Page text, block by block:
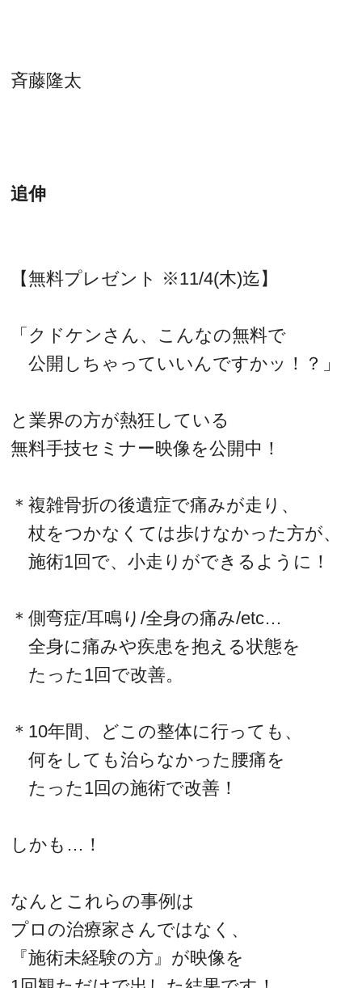
斉藤隆太
追伸
【無料プレゼント ※11/4(木)迄】
「クドケンさん、こんなの無料で
公開しちゃっていいんですかッ！？」
と業界の方が熱狂している
無料手技セミナー映像を公開中！
＊複雑骨折の後遺症で痛みが走り、
杖をつかなくては歩けなかった方が、
施術1回で、小走りができるように！
＊側弯症/耳鳴り/全身の痛み/etc…
全身に痛みや疾患を抱える状態を
たった1回で改善。
＊10年間、どこの整体に行っても、
何をしても治らなかった腰痛を
たった1回の施術で改善！
しかも…！
なんとこれらの事例は
プロの治療家さんではなく、
『施術未経験の方』が映像を